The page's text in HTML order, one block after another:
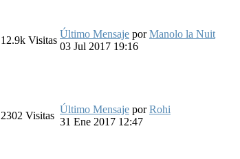
12.9k Visitas
Último Mensaje porManolo la Nuit
03 Jul 2017 19:16
2302 Visitas
Último Mensaje porRohi
31 Ene 2017 12:47